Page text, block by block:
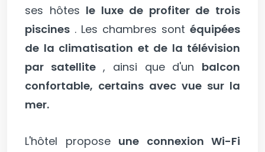
ses hôtes le luxe de profiter de trois
piscines . Les chambres sont équipées
de la climatisation et de la télévision
par satellite, ainsi que d'un balcon
confortable, certains avec vue sur la
mer.
L'hôtel propose une connexion Wi-Fi